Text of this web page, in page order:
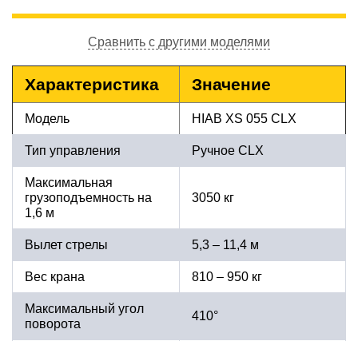
Сравнить с другими моделями
Характеристика Значение
Модель HIAB XS 055 CLX
Тип управления Ручное CLX
Максимальная
грузоподъемность на
1,6 м
3050 кг
Вылет стрелы 5,3 – 11,4 м
Вес крана 810 – 950 кг
Максимальный угол
поворота
410°